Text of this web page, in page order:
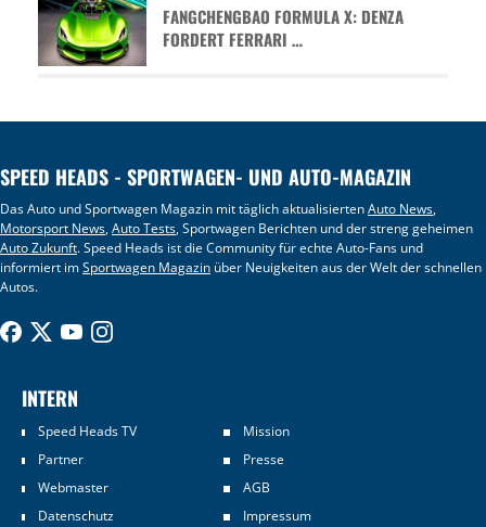
FANGCHENGBAO FORMULA X: DENZA
FORDERT FERRARI …
SPEED HEADS - SPORTWAGEN- UND AUTO-MAGAZIN
Das Auto und Sportwagen Magazin mit täglich aktualisiertenAuto News,
Motorsport News,Auto Tests, Sportwagen Berichten und der streng geheimen
Auto Zukunft. Speed Heads ist die Community für echte Auto-Fans und
informiert imSportwagen Magazin über Neuigkeiten aus der Welt der schnellen
Autos.
INTERN
Speed Heads TV
Mission
Partner
Presse
Webmaster
AGB
Datenschutz
Impressum